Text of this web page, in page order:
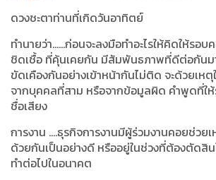
ดวงชะตาท่านที่เกิดวันอาทิตย์
ทำนายว่า......ก่อนจะลงมือทำอะไรให้คิดให้รอ
ชิดเชื้อ ที่คุ้นเคยกัน มีสัมพันธภาพที่ดีต่อกันม
ขัดเคืองกันอย่างเข้าหน้ากันไม่ติด จะด้วยเห
จากบุคคลที่สาม หรือจากข้อมูลผิด คำพูดที่ให้
ชื่อเสียง
การงาน ….ธุรกิจการงานมีผู้ร่วมงานคอยช่วยเ
ด้วยกันเป็นอย่างดี หรืออยู่ในช่วงที่ต้องตัดสิน
ทำต่อไปในอนาคต